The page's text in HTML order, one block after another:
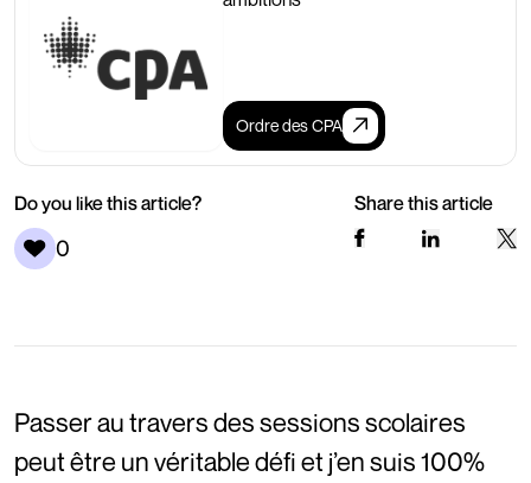
Ordre des CPA
Do you like this article?
0
Share this article
Passer au travers des sessions scolaires
peut être un véritable défi et j’en suis 100%